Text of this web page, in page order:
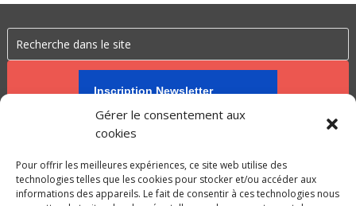
Gérer le consentement aux
cookies
Pour offrir les meilleures expériences, ce site web utilise des
technologies telles que les cookies pour stocker et/ou accéder aux
informations des appareils. Le fait de consentir à ces technologies nous
Inscription Newsletter